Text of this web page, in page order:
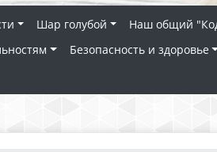
Шар голубой Наш общий
Безопасность и здоровье